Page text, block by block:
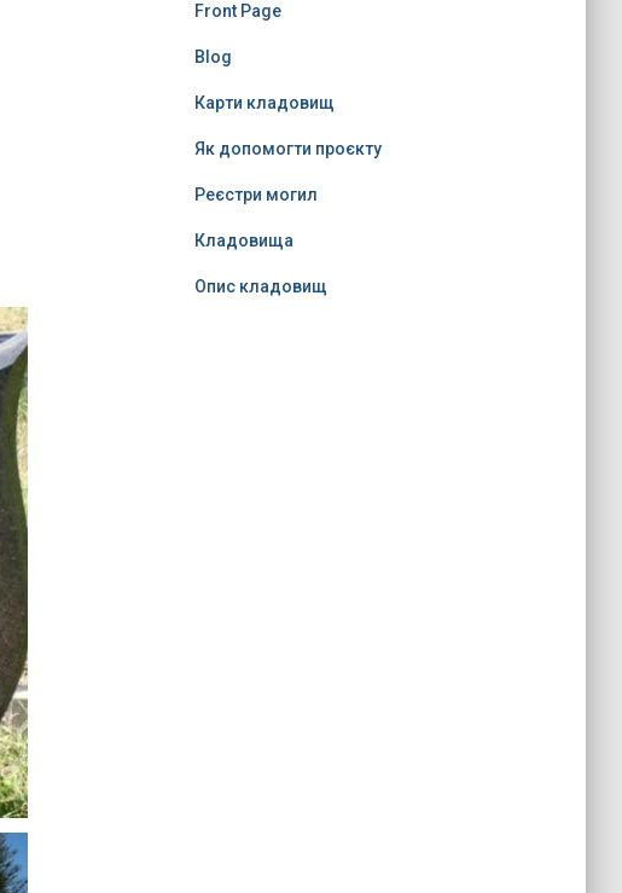
Front Page
Blog
Карти кладовищ
Як допомогти проєкту
Реєстри могил
Кладовища
Опис кладовищ